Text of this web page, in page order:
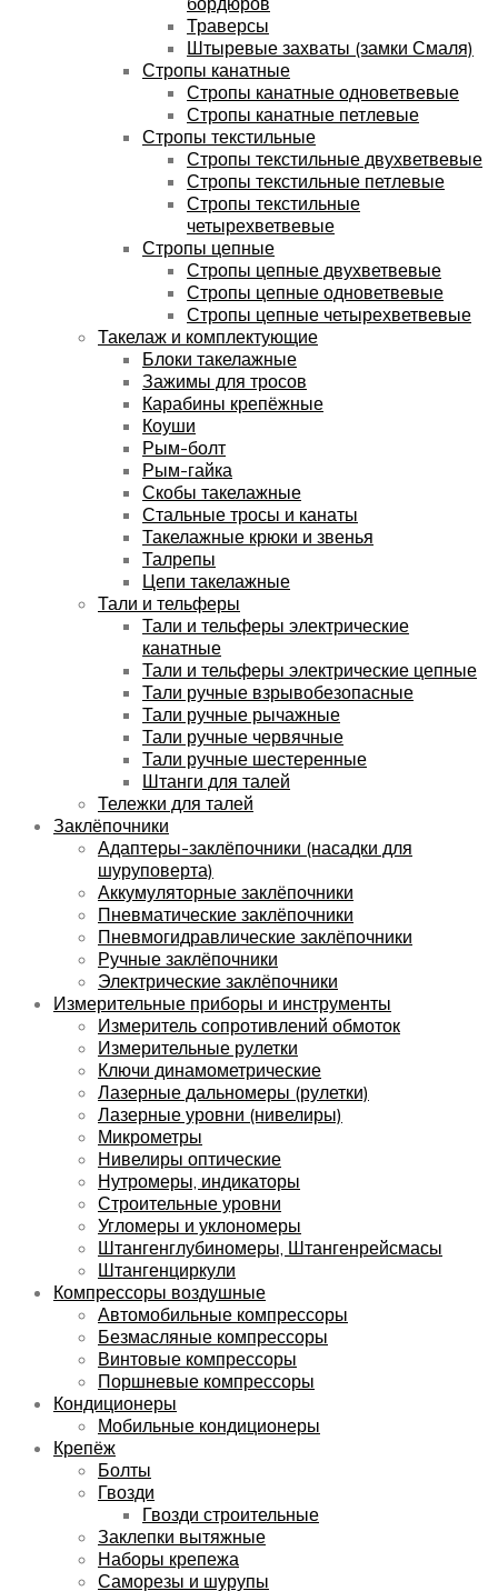
Траверсы
Штыревые захваты (замки Смаля)
Стропы канатные
Стропы канатные одноветвевые
Стропы канатные петлевые
Стропы текстильные
Стропы текстильные двухветвевые
Стропы текстильные петлевые
Стропы текстильные
четырехветвевые
Стропы цепные
Стропы цепные двухветвевые
Стропы цепные одноветвевые
Стропы цепные четырехветвевые
Такелаж и комплектующие
Блоки такелажные
Зажимы для тросов
Карабины крепёжные
Коуши
Рым-болт
Рым-гайка
Скобы такелажные
Стальные тросы и канаты
Такелажные крюки и звенья
Талрепы
Цепи такелажные
Тали и тельферы
Тали и тельферы электрические
канатные
Тали и тельферы электрические цепные
Тали ручные взрывобезопасные
Тали ручные рычажные
Тали ручные червячные
Тали ручные шестеренные
Штанги для талей
Тележки для талей
Заклёпочники
Адаптеры-заклёпочники (насадки для
шуруповерта)
Аккумуляторные заклёпочники
Пневматические заклёпочники
Пневмогидравлические заклёпочники
Ручные заклёпочники
Электрические заклёпочники
Измерительные приборы и инструменты
Измеритель сопротивлений обмоток
Измерительные рулетки
Ключи динамометрические
Лазерные дальномеры (рулетки)
Лазерные уровни (нивелиры)
Микрометры
Нивелиры оптические
Нутромеры, индикаторы
Строительные уровни
Угломеры и уклономеры
Штангенглубиномеры, Штангенрейсмасы
Штангенциркули
Компрессоры воздушные
Автомобильные компрессоры
Безмасляные компрессоры
Винтовые компрессоры
Поршневые компрессоры
Кондиционеры
Мобильные кондиционеры
Крепёж
Болты
Гвозди
Гвозди строительные
Заклепки вытяжные
Наборы крепежа
Саморезы и шурупы